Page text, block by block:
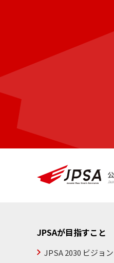
JPSAが目指すこと
JPSA 2030 ビジョン